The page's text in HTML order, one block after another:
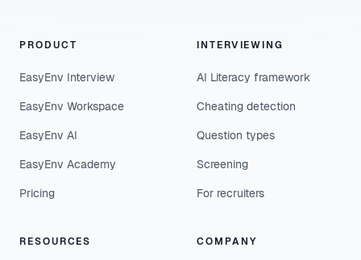
PRODUCT
EasyEnv Interview
EasyEnv Workspace
EasyEnv AI
EasyEnv Academy
Pricing
INTERVIEWING
AI Literacy framework
Cheating detection
Question types
Screening
For recruiters
RESOURCES COMPANY